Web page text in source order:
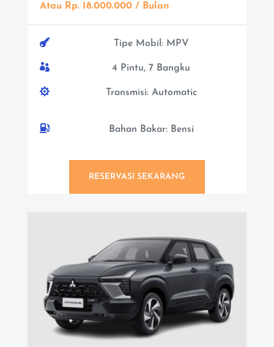
Atau Rp. 18.000.000 / Bulan
 Tipe Mobil: MPV
 4 Pintu, 7 Bangku
 Transmisi: Automatic
 Bahan Bakar: Bensi
RESERVASI SEKARANG